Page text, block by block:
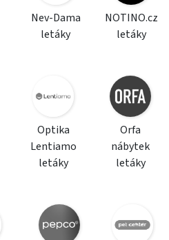
Nev-Dama
letáky
NOTINO.cz
letáky
Optika
Lentiamo
letáky
Orfa
nábytek
letáky